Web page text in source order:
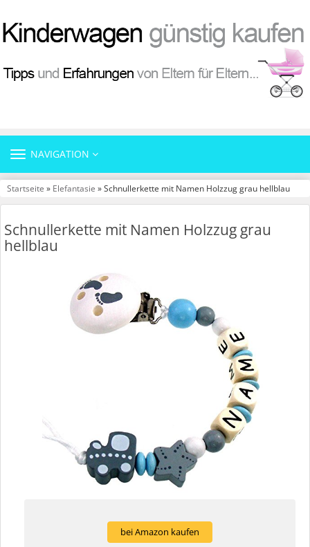
TOGGLE
NAVIGATION
Startseite » Elefantasie » Schnullerkette mit Namen Holzzug grau hellblau
Schnullerkette mit Namen Holzzug grau
hellblau
bei Amazon kaufen